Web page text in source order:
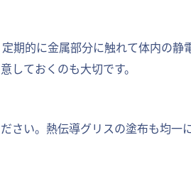
期的に金属部分に触れて体内の静
しておくのも大切です。
さい。熱伝導グリスの塗布も均一